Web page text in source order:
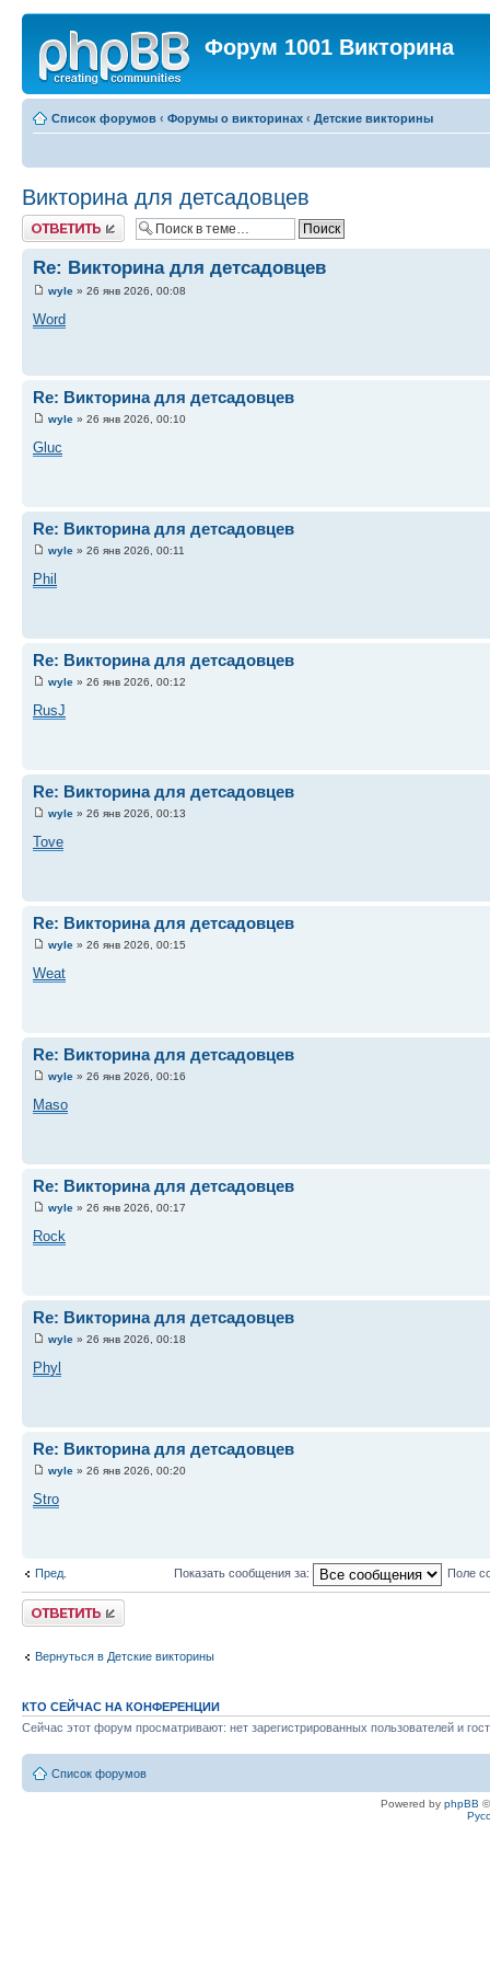
Форум 1001 Викторина
Список форумов ‹ Форумы о викторинах ‹ Детские викторины
Викторина для детсадовцев
Ответить
Re: Викторина для детсадовцев
wyle » 26 янв 2026, 00:08
Word
Re: Викторина для детсадовцев
wyle » 26 янв 2026, 00:10
Gluc
Re: Викторина для детсадовцев
wyle » 26 янв 2026, 00:11
Phil
Re: Викторина для детсадовцев
wyle » 26 янв 2026, 00:12
RusJ
Re: Викторина для детсадовцев
wyle » 26 янв 2026, 00:13
Tove
Re: Викторина для детсадовцев
wyle » 26 янв 2026, 00:15
Weat
Re: Викторина для детсадовцев
wyle » 26 янв 2026, 00:16
Maso
Re: Викторина для детсадовцев
wyle » 26 янв 2026, 00:17
Rock
Re: Викторина для детсадовцев
wyle » 26 янв 2026, 00:18
Phyl
Re: Викторина для детсадовцев
wyle » 26 янв 2026, 00:20
Stro
Пред. Показать сообщения за: Поле
Ответить
Вернуться в Детские викторины
КТО СЕЙЧАС НА КОНФЕРЕНЦИИ
Сейчас этот форум просматривают: нет зарегистрированных пользователей и
Список форумов
Powered by phpBB